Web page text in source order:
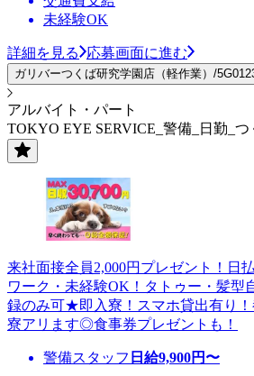
未経験OK
詳細を見る 応募画面に進む
ガリバーつくば研究学園店（軽作業）/
アルバイト・パート
TOKYO EYE SERVICE_警備_日勤_つ
来社面接全員2,000円プレゼント！日
ワーク・未経験OK！タトゥー・髪
録のみ可★即入寮！スマホ貸出有り！
寮アリます◎食事券プレゼントも！
警備スタッフ 日給9,900円〜